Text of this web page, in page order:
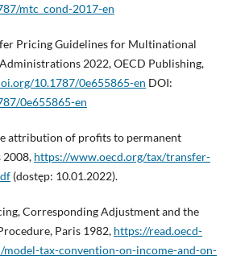
mtc_cond-2017-en
Pricing Guidelines for Multinational
2022, OECD Publishing,
10.1787/0e655865-en DOI:
0e655865-en
attribution of profits to permanent
2008, https://www.oecd.org/tax/transfer-
(dostęp: 10.01.2022).
Corresponding Adjustment and the
Paris 1982, https://read.oecd-
tax-convention-on-income-and-on-